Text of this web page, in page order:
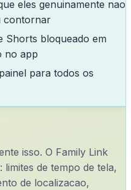
eles genuinamente nao
contornar
Shorts bloqueado em
no app
para todos os
isso. O Family Link
limites de tempo de tela,
de localizacao,